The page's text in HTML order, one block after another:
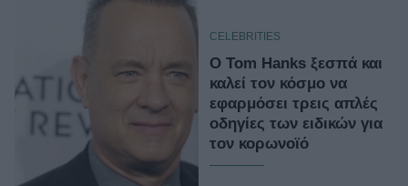
CELEBRITIES
Ο Tom Hanks ξεσπά και
καλεί τον κόσμο να
εφαρμόσει τρεις απλές
οδηγίες των ειδικών για
τον κορωνοϊό